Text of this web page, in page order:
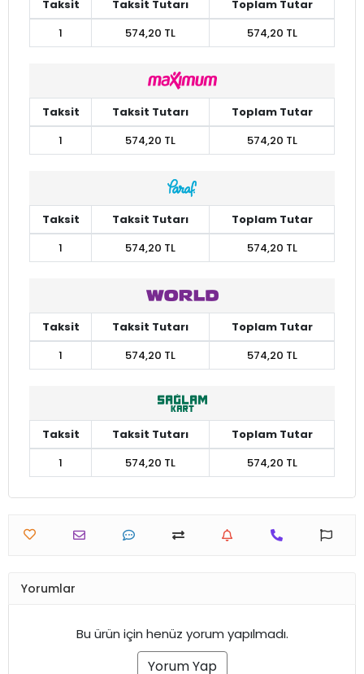
Taksit Taksit Tutarı
Toplam Tutar
1
574,20 TL 574,20 TL
Taksit Taksit Tutarı
Toplam Tutar
1
574,20 TL 574,20 TL
Taksit Taksit Tutarı
Toplam Tutar
1
574,20 TL 574,20 TL
Taksit Taksit Tutarı
Toplam Tutar
1
574,20 TL 574,20 TL
Taksit Taksit Tutarı
Toplam Tutar
1
574,20 TL 574,20 TL
Yorumlar
Bu ürün için henüz yorum yapılmadı.
Yorum Yap